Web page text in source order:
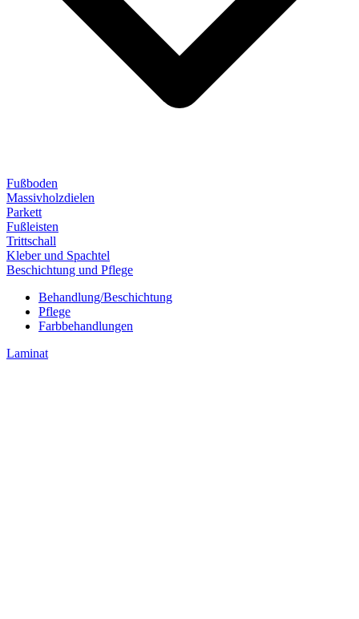
Fußboden
Massivholzdielen
Parkett
Fußleisten
Trittschall
Kleber und Spachtel
Beschichtung und Pflege
Behandlung/Beschichtung
Pflege
Farbbehandlungen
Laminat